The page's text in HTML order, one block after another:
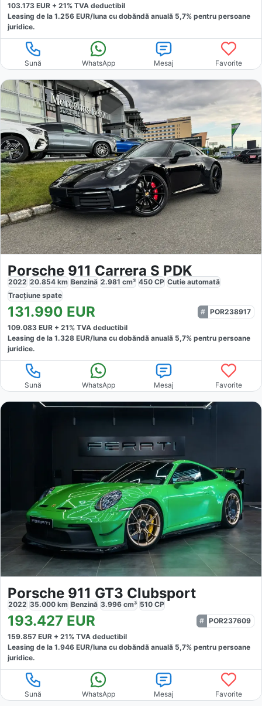
103.173 EUR + 21% TVA deductibil
Leasing de la 1.256 EUR/luna cu dobăndă anuală 5,7% pentru persoane
juridice.
Sună WhatsApp Mesaj Favorite
Porsche 911 Carrera S PDK
2022 20.854 km Benzină 2.981 cm³ 450 CP Cutie automată
Tracțiune spate
131.990 EUR
POR238917
109.083 EUR + 21% TVA deductibil
Leasing de la 1.328 EUR/luna cu dobăndă anuală 5,7% pentru persoane
juridice.
Sună WhatsApp Mesaj Favorite
Porsche 911 GT3 Clubsport
2022 35.000 km Benzină 3.996 cm³ 510 CP
193.427 EUR
POR237609
159.857 EUR + 21% TVA deductibil
Leasing de la 1.946 EUR/luna cu dobăndă anuală 5,7% pentru persoane
juridice.
Sună WhatsApp Mesaj Favorite